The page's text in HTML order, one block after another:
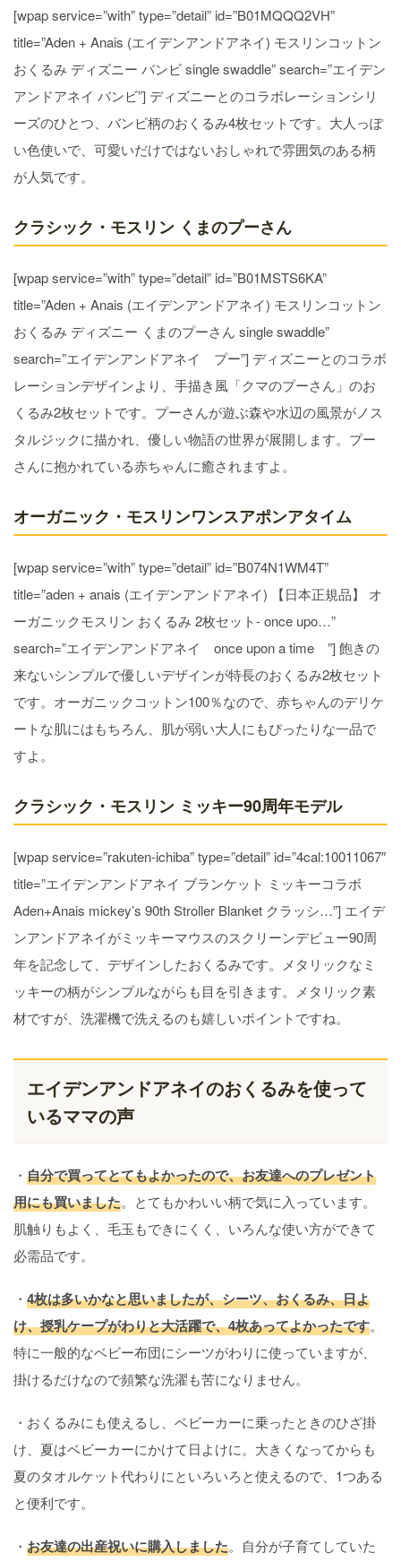
[wpap service=”with” type=”detail” id=”B01MQQQ2VH”
title=”Aden + Anais (エイデンアンドアネイ) モスリンコットン
おくるみ ディズニー バンビ single swaddle” search=”エイデン
アンドアネイ バンビ”] ディズニーとのコラボレーションシリ
ーズのひとつ、バンビ柄のおくるみ4枚セットです。大人っぽ
い色使いで、可愛いだけではないおしゃれで雰囲気のある柄
が人気です。
クラシック・モスリン くまのプーさん
[wpap service=”with” type=”detail” id=”B01MSTS6KA”
title=”Aden + Anais (エイデンアンドアネイ) モスリンコットン
おくるみ ディズニー くまのプーさん single swaddle”
search=”エイデンアンドアネイ プー”] ディズニーとのコラボ
レーションデザインより、手描き風「クマのプーさん」のお
くるみ2枚セットです。プーさんが遊ぶ森や水辺の風景がノス
タルジックに描かれ、優しい物語の世界が展開します。プー
さんに抱かれている赤ちゃんに癒されますよ。
オーガニック・モスリンワンスアポンアタイム
[wpap service=”with” type=”detail” id=”B074N1WM4T”
title=”aden + anais (エイデンアンドアネイ) 【日本正規品】 オ
ーガニックモスリン おくるみ 2枚セット- once upo…”
search=”エイデンアンドアネイ once upon a time ”] 飽きの
来ないシンプルで優しいデザインが特長のおくるみ2枚セット
です。オーガニックコットン100％なので、赤ちゃんのデリケ
ートな肌にはもちろん、肌が弱い大人にもぴったりな一品で
すよ。
クラシック・モスリン ミッキー90周年モデル
[wpap service=”rakuten-ichiba” type=”detail” id=”4cal:10011067″
title=”エイデンアンドアネイ ブランケット ミッキーコラボ
Aden+Anais mickey’s 90th Stroller Blanket クラッシ…”] エイデ
ンアンドアネイがミッキーマウスのスクリーンデビュー90周
年を記念して、デザインしたおくるみです。メタリックなミ
ッキーの柄がシンプルながらも目を引きます。メタリック素
材ですが、洗濯機で洗えるのも嬉しいポイントですね。
エイデンアンドアネイのおくるみを使って
いるママの声
・ 自分で買ってとてもよかったので、お友達へのプレゼント
用にも買いました。とてもかわいい柄で気に入っています。
肌触りもよく、毛玉もできにくく、いろんな使い方ができて
必需品です。
・ 4枚は多いかなと思いましたが、シーツ、おくるみ、日よ
け、授乳ケープがわりと大活躍で、4枚あってよかったです。
特に一般的なベビー布団にシーツがわりに使っていますが、
掛けるだけなので頻繁な洗濯も苦になりません。
・おくるみにも使えるし、ベビーカーに乗ったときのひざ掛
け、夏はベビーカーにかけて日よけに。大きくなってからも
夏のタオルケット代わりにといろいろと使えるので、1つある
と便利です。
・ お友達の出産祝いに購入しました。自分が子育てしていた